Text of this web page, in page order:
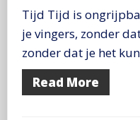
Tijd Tijd is
je vingers, zonder
zonder dat je het
Read More